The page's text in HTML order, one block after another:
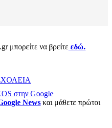
μπορείτε να βρείτε εδώ.
στην Google
News και μάθετε πρώτοι